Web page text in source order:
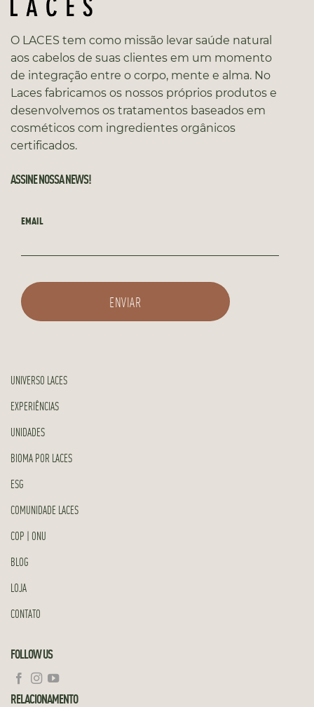
O LACES tem como missão levar saúde natural
aos cabelos de suas clientes em um momento
de integração entre o corpo, mente e alma. No
Laces fabricamos os nossos próprios produtos e
desenvolvemos os tratamentos baseados em
cosméticos com ingredientes orgânicos
certificados.
ASSINE NOSSA NEWS!
EMAIL
UNIVERSO LACES
EXPERIÊNCIAS
UNIDADES
BIOMA POR LACES
ESG
COMUNIDADE LACES
COP | ONU
BLOG
LOJA
CONTATO
FOLLOW US
RELACIONAMENTO